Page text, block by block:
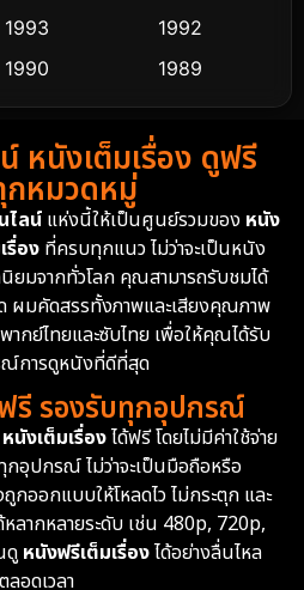
4
94
16
61
219
1993
1992
1990
1989
1986
1985
1982
1981
1974
หนังเต็มเรื่อง ดูฟรี
หมวดหมู่
ไลน์แห่งนี้ให้เป็นศูนย์รวมของ หนัง
รื่อง ที่ครบทุกแนว ไม่ว่าจะเป็นหนัง
ยมจากทั่วโลก คุณสามารถรับชมได้
ผมคัดสรรทั้งภาพและเสียงคุณภาพ
กย์ไทยและซับไทย เพื่อให้คุณได้รับ
ณ์การดูหนังที่ดีที่สุด
รี รองรับทุกอุปกรณ์
หนังเต็มเรื่องได้ฟรี โดยไม่มีค่าใช้จ่าย
อุปกรณ์ ไม่ว่าจะเป็นมือถือหรือ
ออกแบบให้โหลดไว ไม่กระตุก และ
ลากหลายระดับ เช่น 480p, 720p,
ดูหนังฟรีเต็มเรื่องได้อย่างลื่นไหล
ตลอดเวลา